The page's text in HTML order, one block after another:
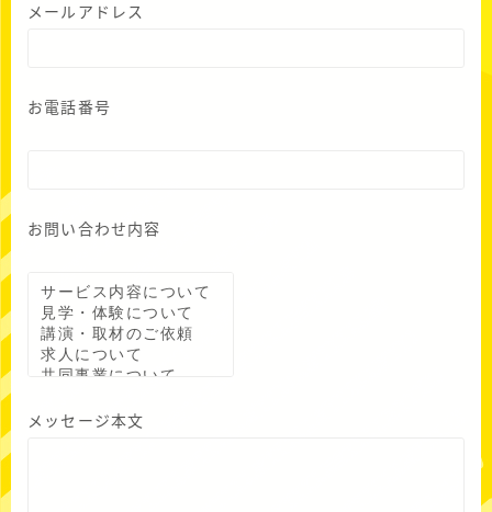
メールアドレス
お電話番号
お問い合わせ内容
メッセージ本文